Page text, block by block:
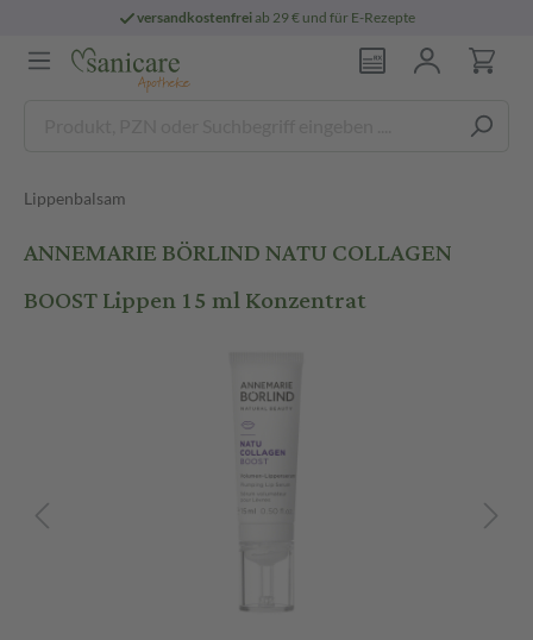
versandkostenfreiab 29 € und für E-Rezepte
Lippenbalsam
ANNEMARIE BÖRLIND NATU COLLAGEN
BOOST Lippen 15 ml Konzentrat